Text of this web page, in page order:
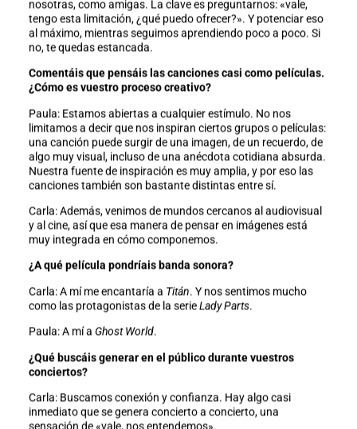
nosotras, como amigas. La clave es preguntarnos: «vale,
tengo esta limitación, ¿qué puedo ofrecer?». Y potenciar eso
al máximo, mientras seguimos aprendiendo poco a poco. Si
no, te quedas estancada.
Comentáis que pensáis las canciones casi como películas.
¿Cómo es vuestro proceso creativo?
Paula: Estamos abiertas a cualquier estímulo. No nos
limitamos a decir que nos inspiran ciertos grupos o películas:
una canción puede surgir de una imagen, de un recuerdo, de
algo muy visual, incluso de una anécdota cotidiana absurda.
Nuestra fuente de inspiración es muy amplia, y por eso las
canciones también son bastante distintas entre sí.
Carla: Además, venimos de mundos cercanos al audiovisual
y al cine, así que esa manera de pensar en imágenes está
muy integrada en cómo componemos.
¿A qué película pondríais banda sonora?
Carla: A mí me encantaría a Titán. Y nos sentimos mucho
como las protagonistas de la serieLady Parts.
Paula: A mí a Ghost World.
¿Qué buscáis generar en el público durante vuestros
conciertos?
Carla: Buscamos conexión y confianza. Hay algo casi
inmediato que se genera concierto a concierto, una
sensación de «vale, nos entendemos».